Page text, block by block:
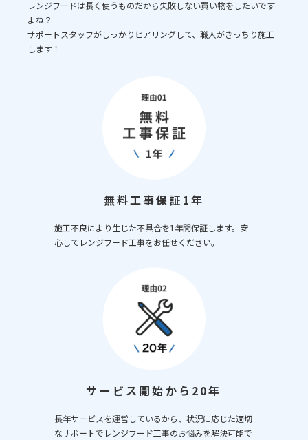
レンジフードは長く使うものだから失敗しない買い物をしたいです
よね？
サポートスタッフがしっかりヒアリングして、職人がきっちり施工
します！
無料工事保証1年
施工不良により生じた不具合を1年間保証します。安
心してレンジフード工事をお任せください。
サービス開始から20年
長年サービスを運営しているから、状況に応じた適切
なサポートでレンジフード工事のお悩みを解決可能で